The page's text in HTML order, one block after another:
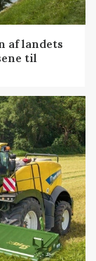
af landets
til